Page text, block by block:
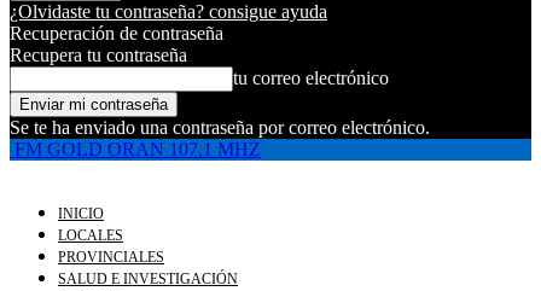
¿Olvidaste tu contraseña? consigue ayuda
Recuperación de contraseña
Recupera tu contraseña
tu correo electrónico
Se te ha enviado una contraseña por correo electrónico.
FM GOLD ORAN 107.1 MHZ
INICIO
LOCALES
PROVINCIALES
SALUD E INVESTIGACIÓN